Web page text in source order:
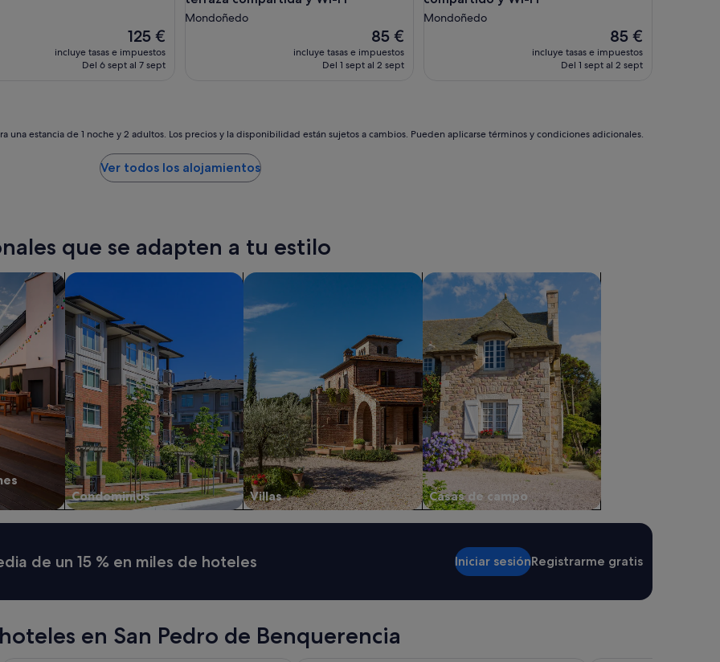
El
precio
actual
125 €
incluye tasas e impuestos
Del 6 sept al 7 sept
Mondoñedo
El
precio
actual
85 €
incluye tasas e impuestos
Del 1 sept al 2 sept
Mondoñedo
El
precio
actual
85 €
incluye tasas e impuestos
Del 1 sept al 2 sept
una estancia de 1 noche y 2 adultos. Los precios y la disponibilidad están sujetos a cambios. Pueden aplicarse términos y condiciones adicionales.
Ver todos los alojamientos
que se adapten a tu estilo
privadas
Condominios
Buscar condominios
Villas
Buscar villas
Casas de campo
Buscar casas de campo
de un 15 % en miles de hoteles Iniciar sesiónRegistrarme gratis
en San Pedro de Benquerencia